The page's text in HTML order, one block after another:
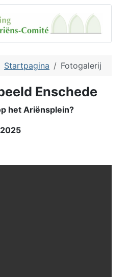
Startpagina Fotogalerij
Enschede
het Ariënsplein?